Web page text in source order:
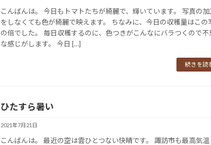
こんばんは。 今日もトマトたちが綺麗で、輝いています。 写真の加
をしなくても色が綺麗で映えます。 ちなみに、今日の収穫量はこの
の倍でした。 毎日収穫するのに、色つきがこんなにバラつくので不
な感じがします。 今日 […]
続きを読
ひたすら暑い
2021年7月21日
こんばんは。 最近の空は雲ひとつない快晴です。 諏訪市も最高気温